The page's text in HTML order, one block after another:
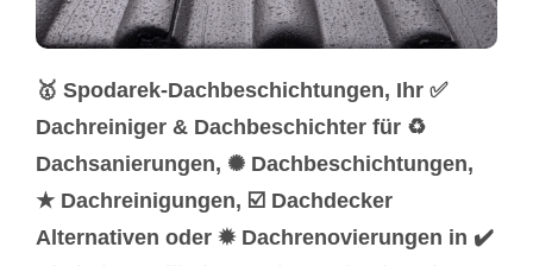
🥇 Spodarek-Dachbeschichtungen, Ihr ✅
Dachreiniger & Dachbeschichter für ♻
Dachsanierungen, ✺ Dachbeschichtungen,
★ Dachreinigungen, ☑️ Dachdecker
Alternativen oder ✹ Dachrenovierungen in ✔️